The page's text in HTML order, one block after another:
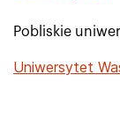
Pobliskie
Uniwersytet